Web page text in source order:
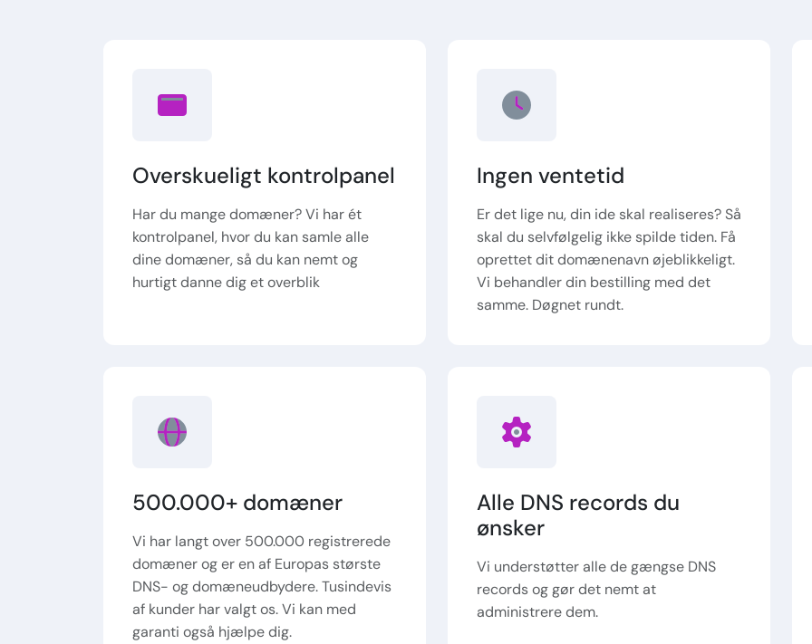
Overskueligt kontrolpanel
Har du mange domæner? Vi har ét
kontrolpanel, hvor du kan samle alle
dine domæner, så du kan nemt og
hurtigt danne dig et overblik
Ingen ventetid
Er det lige nu, din ide skal realiseres? Så
skal du selvfølgelig ikke spilde tiden. Få
oprettet dit domænenavn øjeblikkeligt.
Vi behandler din bestilling med det
samme. Døgnet rundt.
500.000+ domæner
Vi har langt over 500.000 registrerede
domæner og er en af Europas største
DNS- og domæneudbydere. Tusindevis
af kunder har valgt os. Vi kan med
garanti også hjælpe dig.
Alle DNS records du
ønsker
Vi understøtter alle de gængse DNS
records og gør det nemt at
administrere dem.